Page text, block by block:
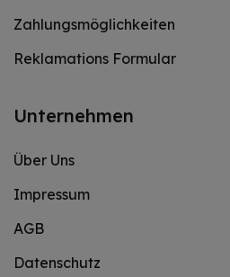
Zahlungsmöglichkeiten
Reklamations Formular
Unternehmen
Über Uns
Impressum
AGB
Datenschutz